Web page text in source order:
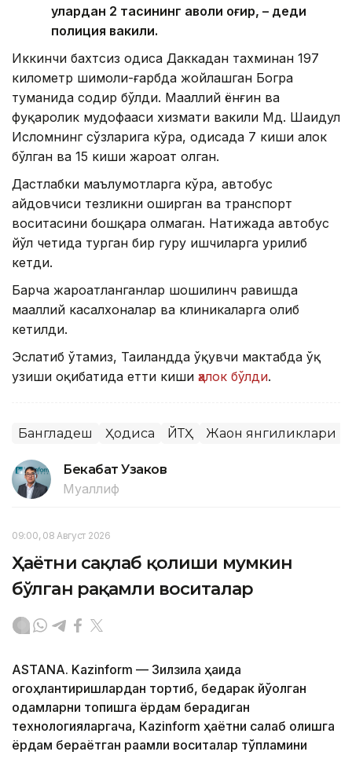
улардан 2 тасининг аҳволи оғир, – деди
полиция вакили.
Иккинчи бахтсиз ҳодиса Даккадан тахминан 197
километр шимоли-ғарбда жойлашган Богра
туманида содир бўлди. Маҳаллий ёнғин ва
фуқаролик мудофааси хизмати вакили Мд. Шаҳидул
Исломнинг сўзларига кўра, ҳодисада 7 киши ҳалок
бўлган ва 15 киши жароҳат олган.
Дастлабки маълумотларга кўра, автобус
ҳайдовчиси тезликни оширган ва транспорт
воситасини бошқара олмаган. Натижада автобус
йўл четида турган бир гуруҳ ишчиларга урилиб
кетди.
Барча жароҳатланганлар шошилинч равишда
маҳаллий касалхоналар ва клиникаларга олиб
кетилди.
Эслатиб ўтамиз, Таиландда ўқувчи мактабда ўқ
узиши оқибатида етти киши ҳалок бўлди.
Бангладеш Ҳодиса ЙТҲ Жаҳон янгиликлари
Бекабат Узаков
Муаллиф
09:00, 08 Август 2026
Ҳаётни сақлаб қолиши мумкин
бўлган рақамли воситалар
ASTANA. Kazinform — Зилзила ҳақида
огоҳлантиришлардан тортиб, бедарак йўқолган
одамларни топишга ёрдам берадиган
технологияларгача, Кazinform ҳаётни сақлаб қолишга
ёрдам бераётган рақамли воситалар тўпламини